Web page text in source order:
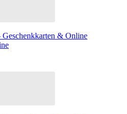
Geschenkkarten & Online